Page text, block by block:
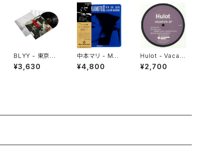
BLYY - 東京無
宿 "12"
¥3,630
中本マリ - MAR
I NAKAMOTO
III "LP"
¥4,800
Hulot - Vacati
on EP "12"
¥2,700